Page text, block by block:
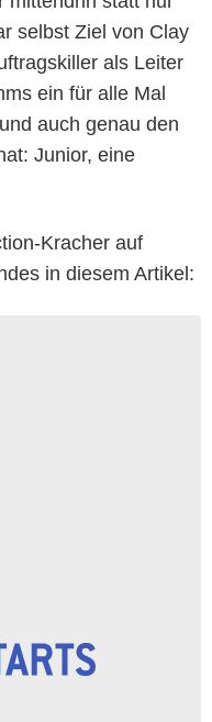
selbst Ziel von Clay
als Leiter
ein für alle Mal
auch genau den
Junior, eine
Kracher auf
in diesem Artikel: